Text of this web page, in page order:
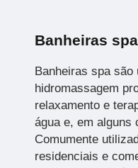
Banheiras spa
Banheiras spa são
hidromassagem
relaxamento e
água e, em alguns
Comumente
residenciais e